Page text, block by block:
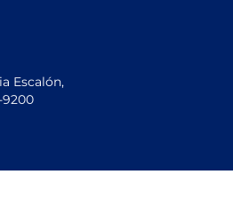
Escalón,
9200